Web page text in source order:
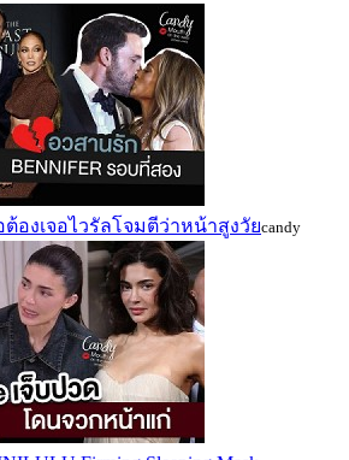
ต้องเจอไวรัลโจมตีว่าหน้าสูงวัยcandy